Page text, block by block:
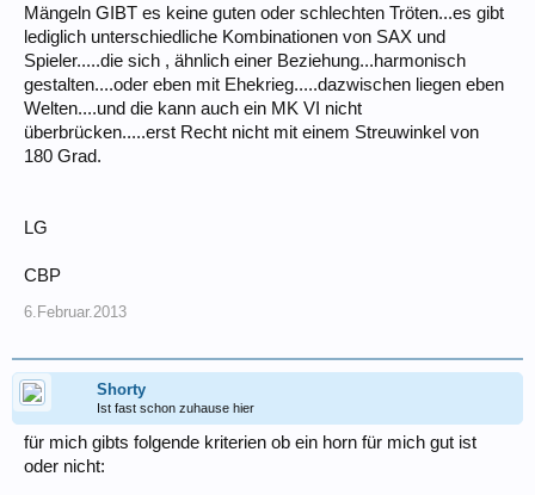
Mängeln GIBT es keine guten oder schlechten Tröten...es gibt
lediglich unterschiedliche Kombinationen von SAX und
Spieler.....die sich , ähnlich einer Beziehung...harmonisch
gestalten....oder eben mit Ehekrieg.....dazwischen liegen eben
Welten....und die kann auch ein MK VI nicht
überbrücken.....erst Recht nicht mit einem Streuwinkel von
180 Grad.
LG
CBP
6.Februar.2013
Shorty
Ist fast schon zuhause hier
für mich gibts folgende kriterien ob ein horn für mich gut ist
oder nicht: